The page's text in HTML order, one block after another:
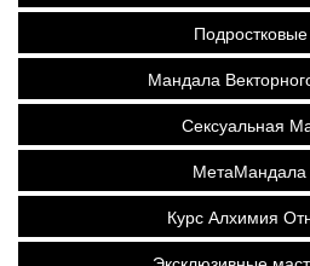
Мандала
Сексуальная
МетаМандала
Курс Алхимия